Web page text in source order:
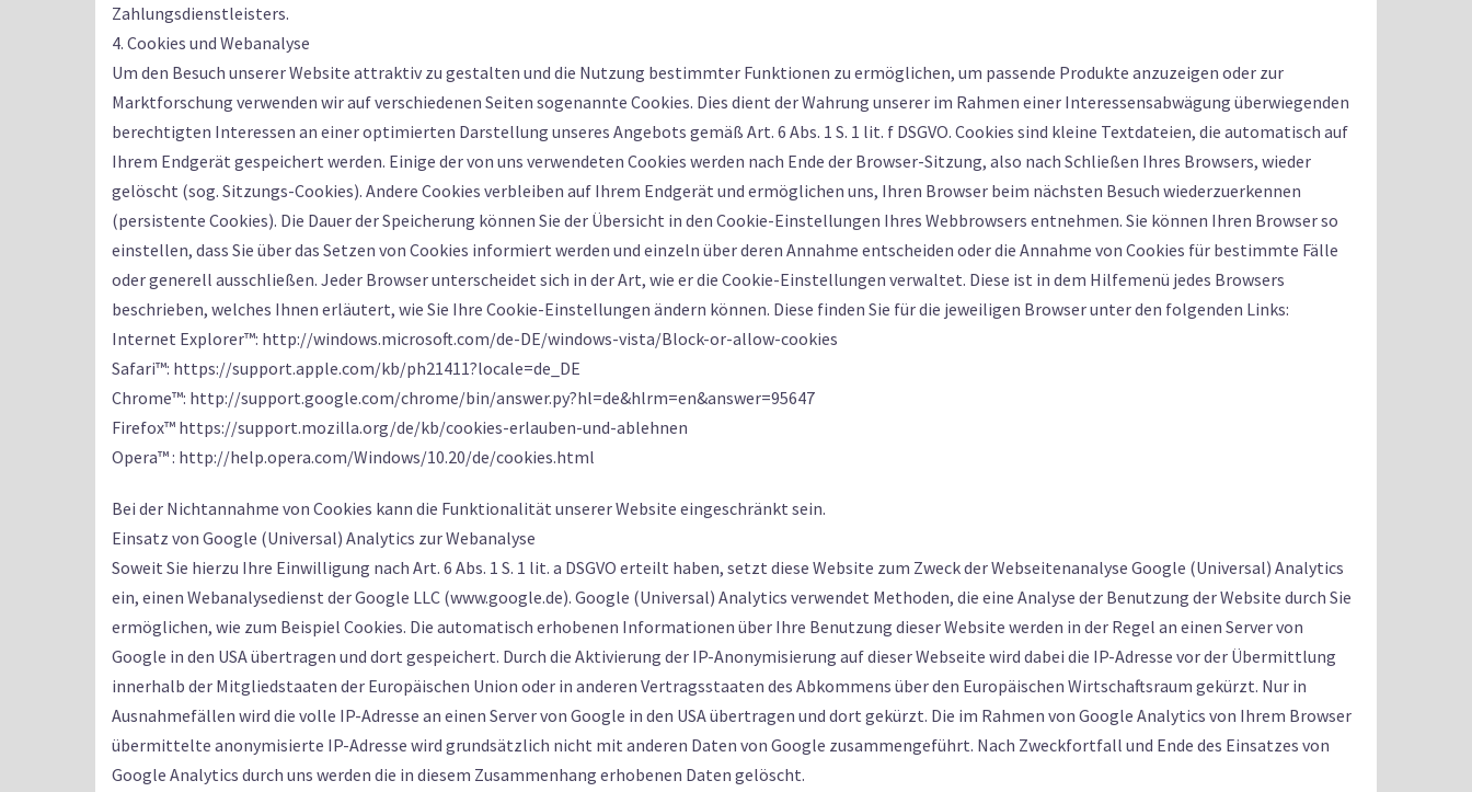
Zahlungsdienstleisters.
4. Cookies und Webanalyse
Um den Besuch unserer Website attraktiv zu gestalten und die Nutzung bestimmter Funktionen zu ermöglichen, um passende Produkte anzuzeigen oder zur
Marktforschung verwenden wir auf verschiedenen Seiten sogenannte Cookies. Dies dient der Wahrung unserer im Rahmen einer Interessensabwägung überwiegenden
berechtigten Interessen an einer optimierten Darstellung unseres Angebots gemäß Art. 6 Abs. 1 S. 1 lit. f DSGVO. Cookies sind kleine Textdateien, die automatisch auf
Ihrem Endgerät gespeichert werden. Einige der von uns verwendeten Cookies werden nach Ende der Browser-Sitzung, also nach Schließen Ihres Browsers, wieder
gelöscht (sog. Sitzungs-Cookies). Andere Cookies verbleiben auf Ihrem Endgerät und ermöglichen uns, Ihren Browser beim nächsten Besuch wiederzuerkennen
(persistente Cookies). Die Dauer der Speicherung können Sie der Übersicht in den Cookie-Einstellungen Ihres Webbrowsers entnehmen. Sie können Ihren Browser so
einstellen, dass Sie über das Setzen von Cookies informiert werden und einzeln über deren Annahme entscheiden oder die Annahme von Cookies für bestimmte Fälle
oder generell ausschließen. Jeder Browser unterscheidet sich in der Art, wie er die Cookie-Einstellungen verwaltet. Diese ist in dem Hilfemenü jedes Browsers
beschrieben, welches Ihnen erläutert, wie Sie Ihre Cookie-Einstellungen ändern können. Diese finden Sie für die jeweiligen Browser unter den folgenden Links:
Internet Explorer™: http://windows.microsoft.com/de-DE/windows-vista/Block-or-allow-cookies
Safari™: https://support.apple.com/kb/ph21411?locale=de_DE
Chrome™: http://support.google.com/chrome/bin/answer.py?hl=de&hlrm=en&answer=95647
Firefox™ https://support.mozilla.org/de/kb/cookies-erlauben-und-ablehnen
Opera™ : http://help.opera.com/Windows/10.20/de/cookies.html
Bei der Nichtannahme von Cookies kann die Funktionalität unserer Website eingeschränkt sein.
Einsatz von Google (Universal) Analytics zur Webanalyse
Soweit Sie hierzu Ihre Einwilligung nach Art. 6 Abs. 1 S. 1 lit. a DSGVO erteilt haben, setzt diese Website zum Zweck der Webseitenanalyse Google (Universal) Analytics
ein, einen Webanalysedienst der Google LLC (www.google.de). Google (Universal) Analytics verwendet Methoden, die eine Analyse der Benutzung der Website durch Sie
ermöglichen, wie zum Beispiel Cookies. Die automatisch erhobenen Informationen über Ihre Benutzung dieser Website werden in der Regel an einen Server von
Google in den USA übertragen und dort gespeichert. Durch die Aktivierung der IP-Anonymisierung auf dieser Webseite wird dabei die IP-Adresse vor der Übermittlung
innerhalb der Mitgliedstaaten der Europäischen Union oder in anderen Vertragsstaaten des Abkommens über den Europäischen Wirtschaftsraum gekürzt. Nur in
Ausnahmefällen wird die volle IP-Adresse an einen Server von Google in den USA übertragen und dort gekürzt. Die im Rahmen von Google Analytics von Ihrem Browser
übermittelte anonymisierte IP-Adresse wird grundsätzlich nicht mit anderen Daten von Google zusammengeführt. Nach Zweckfortfall und Ende des Einsatzes von
Google Analytics durch uns werden die in diesem Zusammenhang erhobenen Daten gelöscht.